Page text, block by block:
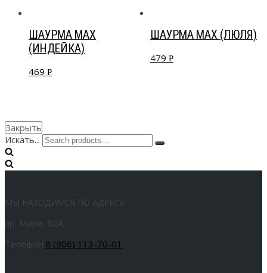
ШАУРМА MAX
(ИНДЕЙКА)
469 Р
ШАУРМА MAX (ЛЮЛЯ)
479 Р
Закрыть
Искать...
МЫ НАХОДИМСЯ ПО АДРЕСУ:
пр. Мира, 52А
Телефон:8 (906) 113-70-01